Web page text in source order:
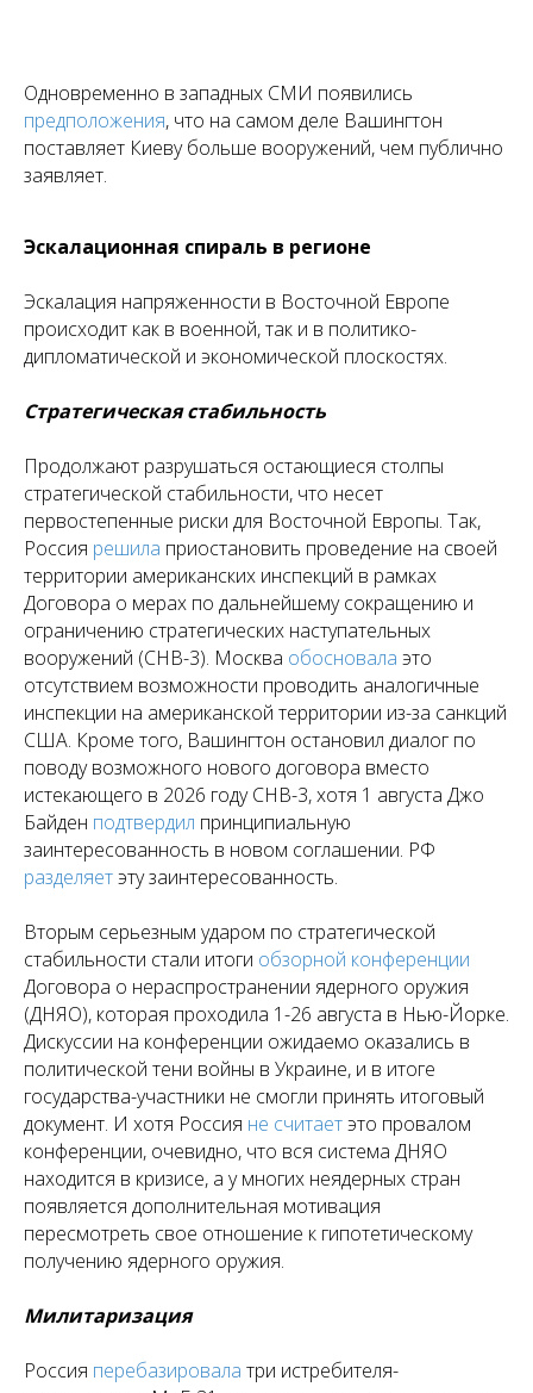
Одновременно в западных СМИ появились
предположения, что на самом деле Вашингтон
поставляет Киеву больше вооружений, чем публично
заявляет.
Эскалационная спираль в регионе
Эскалация напряженности в Восточной Европе
происходит как в военной, так и в политико-
дипломатической и экономической плоскостях.
Стратегическая стабильность
Продолжают разрушаться остающиеся столпы
стратегической стабильности, что несет
первостепенные риски для Восточной Европы. Так,
Россия решила приостановить проведение на своей
территории американских инспекций в рамках
Договора о мерах по дальнейшему сокращению и
ограничению стратегических наступательных
вооружений (СНВ-3). Москва обосновала это
отсутствием возможности проводить аналогичные
инспекции на американской территории из-за санкций
США. Кроме того, Вашингтон остановил диалог по
поводу возможного нового договора вместо
истекающего в 2026 году СНВ-3, хотя 1 августа Джо
Байден подтвердил принципиальную
заинтересованность в новом соглашении. РФ
разделяетэту заинтересованность.
Вторым серьезным ударом по стратегической
стабильности стали итоги обзорной конференции
Договора о нераспространении ядерного оружия
(ДНЯО), которая проходила 1-26 августа в Нью-Йорке.
Дискуссии на конференции ожидаемо оказались в
политической тени войны в Украине, и в итоге
государства-участники не смогли принять итоговый
документ. И хотя Россия не считаетэто провалом
конференции, очевидно, что вся система ДНЯО
находится в кризисе, а у многих неядерных стран
появляется дополнительная мотивация
пересмотреть свое отношение к гипотетическому
получению ядерного оружия.
Милитаризация
Россия перебазировала три истребителя-